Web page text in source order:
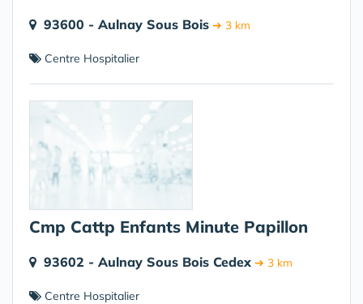
93600 - Aulnay Sous Bois ➔ 3 km
Centre Hospitalier
Cmp Cattp Enfants Minute Papillon
93602 - Aulnay Sous Bois Cedex ➔ 3 km
Centre Hospitalier